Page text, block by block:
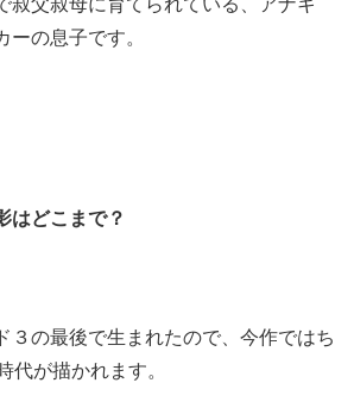
叔父叔母に育てられている、アナキ
ーの息子です。
はどこまで？
３の最後で生まれたので、今作ではち
代が描かれます。